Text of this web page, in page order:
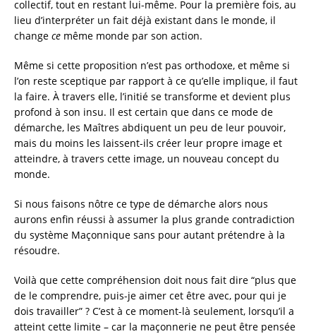
collectif, tout en restant lui-même. Pour la première fois, au
lieu d’interpréter un fait déjà existant dans le monde, il
change ce même monde par son action.
Même si cette proposition n’est pas orthodoxe, et même si
l’on reste sceptique par rapport à ce qu’elle implique, il faut
la faire. À travers elle, l’initié se transforme et devient plus
profond à son insu. Il est certain que dans ce mode de
démarche, les Maîtres abdiquent un peu de leur pouvoir,
mais du moins les laissent-ils créer leur propre image et
atteindre, à travers cette image, un nouveau concept du
monde.
Si nous faisons nôtre ce type de démarche alors nous
aurons enfin réussi à assumer la plus grande contradiction
du système Maçonnique sans pour autant prétendre à la
résoudre.
Voilà que cette compréhension doit nous fait dire “plus que
de le comprendre, puis-je aimer cet être avec, pour qui je
dois travailler” ? C’est à ce moment-là seulement, lorsqu’il a
atteint cette limite – car la maçonnerie ne peut être pensée